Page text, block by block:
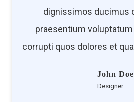
dignissimos ducimus
praesentium
corrupti quos dolores et
John Doe
Designer